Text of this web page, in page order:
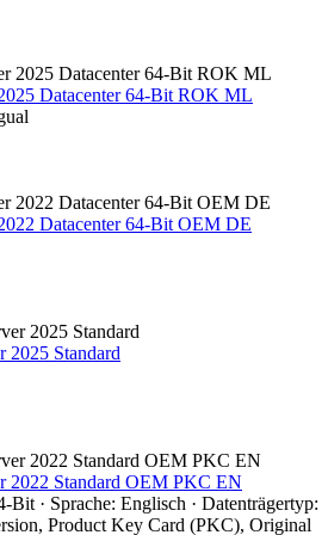
Datacenter 64-Bit ROK ML
Datacenter 64-Bit OEM DE
2025 Standard
2022 Standard OEM PKC EN
Bit · Sprache: Englisch · Datenträgertyp:
Product Key Card (PKC), Original